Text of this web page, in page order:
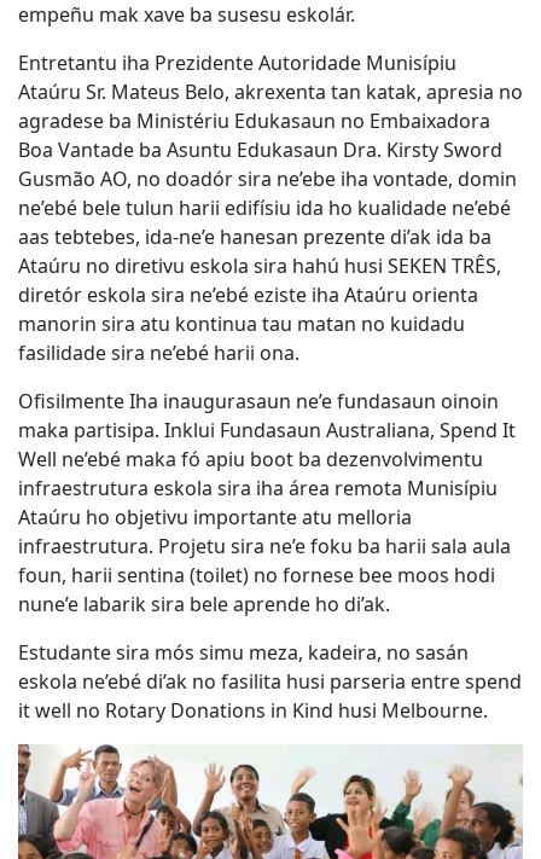
empeñu mak xave ba susesu eskolár.
Entretantu iha Prezidente Autoridade Munisípiu
Ataúru Sr. Mateus Belo, akrexenta tan katak, apresia no
agradese ba Ministériu Edukasaun no Embaixadora
Boa Vantade ba Asuntu Edukasaun Dra. Kirsty Sword
Gusmão AO, no doadór sira ne’ebe iha vontade, domin
ne’ebé bele tulun harii edifísiu ida ho kualidade ne’ebé
aas tebtebes, ida-ne’e hanesan prezente di’ak ida ba
Ataúru no diretivu eskola sira hahú husi SEKEN TRÊS,
diretór eskola sira ne’ebé eziste iha Ataúru orienta
manorin sira atu kontinua tau matan no kuidadu
fasilidade sira ne’ebé harii ona.
Ofisilmente Iha inaugurasaun ne’e fundasaun oinoin
maka partisipa. Inklui Fundasaun Australiana, Spend It
Well ne’ebé maka fó apiu boot ba dezenvolvimentu
infraestrutura eskola sira iha área remota Munisípiu
Ataúru ho objetivu importante atu melloria
infraestrutura. Projetu sira ne’e foku ba harii sala aula
foun, harii sentina (toilet) no fornese bee moos hodi
nune’e labarik sira bele aprende ho di’ak.
Estudante sira mós simu meza, kadeira, no sasán
eskola ne’ebé di’ak no fasilita husi parseria entre spend
it well no Rotary Donations in Kind husi Melbourne.